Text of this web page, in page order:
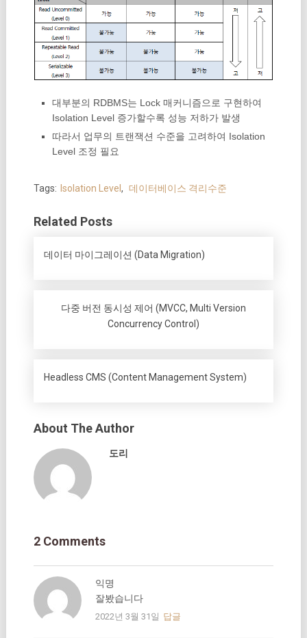
대부분의 RDBMS는 Lock 매커니즘으로 구현하여
Isolation Level 증가할수록 성능 저하가 발생
따라서 업무의 트랜잭션 수준을 고려하여 Isolation
Level 조정 필요
Tags: Isolation Level , 데이터베이스 격리수준
Related Posts
데이터 마이그레이션 (Data Migration)
다중 버전 동시성 제어 (MVCC, Multi Version
Concurrency Control)
Headless CMS (Content Management System)
About The Author
도리
2 Comments
익명
잘봤습니다
2022년 3월 31일 답글